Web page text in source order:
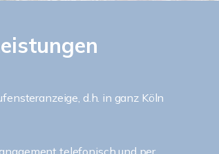
d.h. in ganz Köln
telefonisch und per